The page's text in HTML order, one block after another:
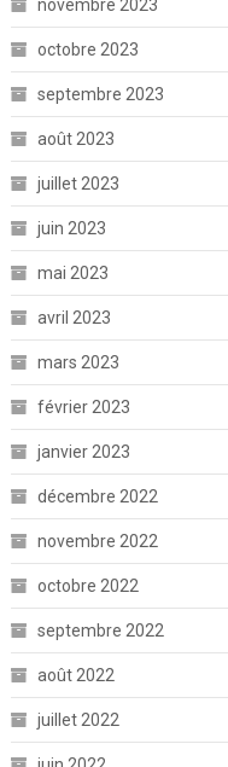
novembre 2023
octobre 2023
septembre 2023
août 2023
juillet 2023
juin 2023
mai 2023
avril 2023
mars 2023
février 2023
janvier 2023
décembre 2022
novembre 2022
octobre 2022
septembre 2022
août 2022
juillet 2022